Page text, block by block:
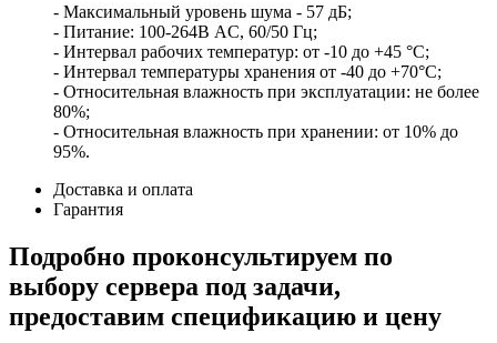
- Максимальный уровень шума - 57 дБ;
- Питание: 100-264В AC, 60/50 Гц;
- Интервал рабочих температур: от -10 до +45 °С;
- Интервал температуры хранения от -40 до +70°С;
- Относительная влажность при эксплуатации: не более
80%;
- Относительная влажность при хранении: от 10% до
95%.
Доставка и оплата
Гарантия
Подробно проконсультируем по
выбору сервера под задачи,
предоставим спецификацию и цену